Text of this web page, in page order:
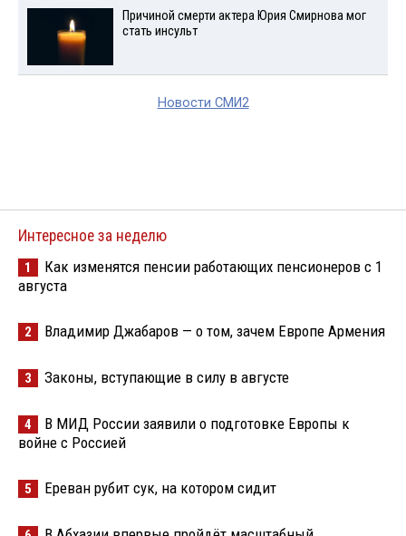
Причиной смерти актера Юрия Смирнова мог
стать инсульт
Новости СМИ2
Интересное за неделю
1
Как изменятся пенсии работающих пенсионеров с 1
августа
2 Владимир Джабаров — о том, зачем Европе Армения
3 Законы, вступающие в силу в августе
4
В МИД России заявили о подготовке Европы к
войне с Россией
5 Ереван рубит сук, на котором сидит